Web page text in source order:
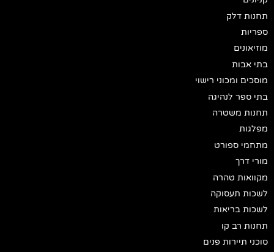
תחנות דלק
ספריות
מוזיאונים
בתי אבות
מוסכים ומכוני רישוי
בתי ספר לנהיגה
תחנות משטרה
מפלגות
מתחמי ספורט
מורי דרך
מקוואות טהרה
לשכות תעסוקה
לשכות בריאות
תחנות רב קו
סוכני תיירות פנים